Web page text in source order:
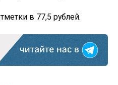
в 77,5 рублей.